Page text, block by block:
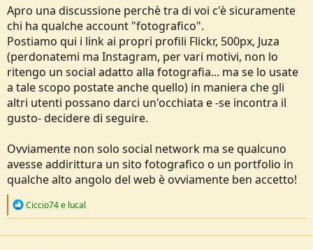
s
s
i
o
n
e
Apro una discussione perchè tra di voi c'è sicuramente
chi ha qualche account "fotografico".
Postiamo qui i link ai propri profili Flickr, 500px, Juza
(perdonatemi ma Instagram, per vari motivi, non lo
ritengo un social adatto alla fotografia... ma se lo usate
a tale scopo postate anche quello) in maniera che gli
altri utenti possano darci un'occhiata e -se incontra il
gusto- decidere di seguire.
Ovviamente non solo social network ma se qualcuno
avesse addirittura un sito fotografico o un portfolio in
qualche alto angolo del web è ovviamente ben accetto!
R
c
Ciccio74e lucal